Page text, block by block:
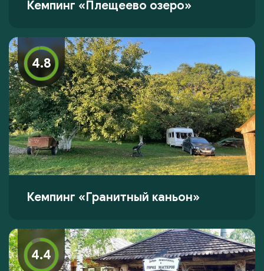
Кемпинг «Плещеево озеро»
4.8
Кемпинг «Гранитный каньон»
4.4